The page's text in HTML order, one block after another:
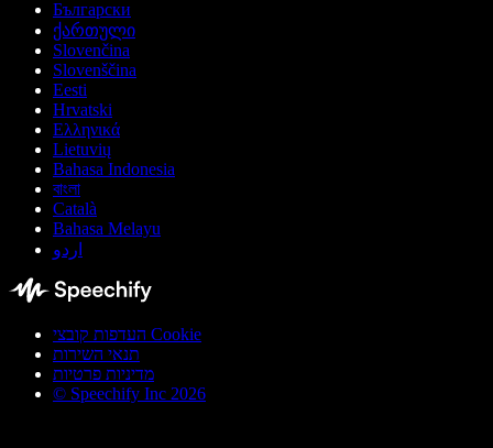
Български
ქართული
Slovenčina
Slovenščina
Eesti
Hrvatski
Ελληνικά
Lietuvių
Bahasa Indonesia
বাংলা
Català
Bahasa Melayu
اردو
העדפות קובצי Cookie
תנאי השירות
מדיניות פרטיות
© Speechify Inc 2026